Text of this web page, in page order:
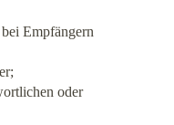
Empfängern
oder